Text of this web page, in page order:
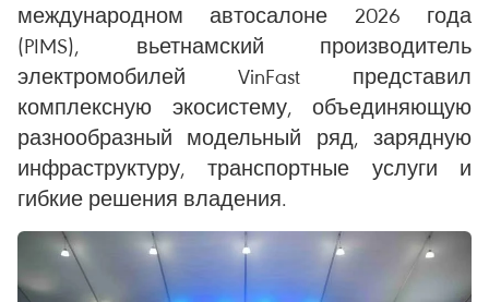
международном автосалоне 2026 года
(PIMS), вьетнамский производитель
электромобилей VinFast представил
комплексную экосистему, объединяющую
разнообразный модельный ряд, зарядную
инфраструктуру, транспортные услуги и
гибкие решения владения.